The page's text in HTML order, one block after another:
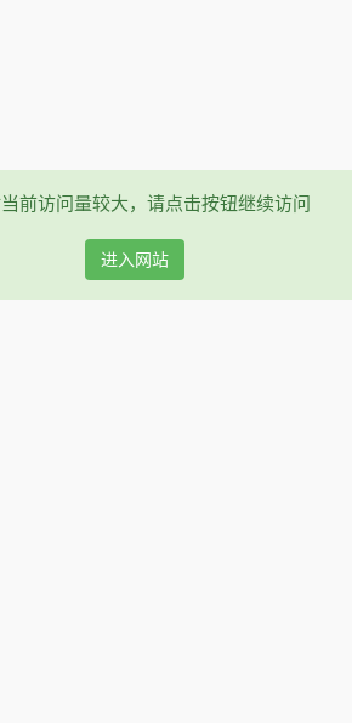
前访问量较大，请点击按钮继续访问